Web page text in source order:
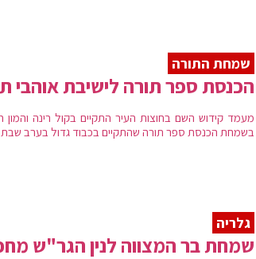
שמחת התורה
הכנסת ספר תורה לישיבת אוהבי
מעמד קידוש השם בחוצות העיר התקיים בקול רינה והמון
בשמחת הכנסת ספר תורה שהתקיים בכבוד גדול בערב שבת
גלריה
שמחת בר המצווה לנין הגר"ש